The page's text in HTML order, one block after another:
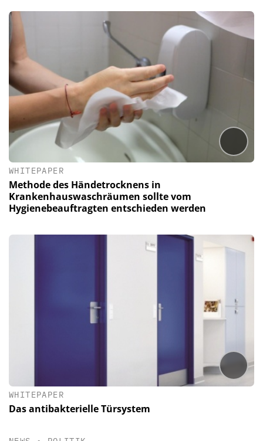
WHITEPAPER
Methode des Händetrocknens in
Krankenhauswaschräumen sollte vom
Hygienebeauftragten entschieden werden
WHITEPAPER
Das antibakterielle Türsystem